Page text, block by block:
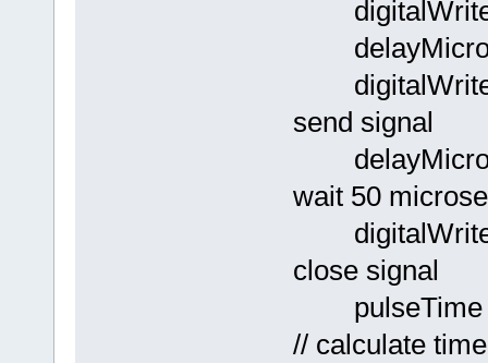
send signal
wait 50
close signal
// calculate